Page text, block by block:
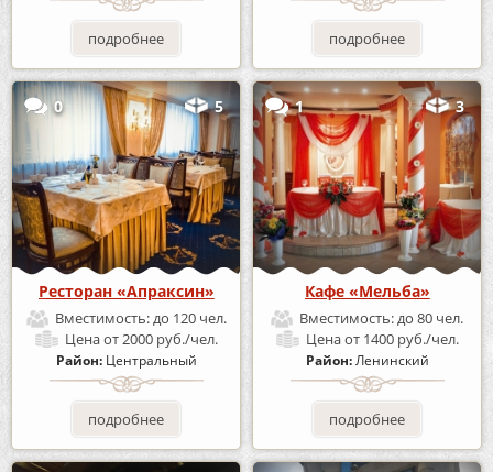
подробнее подробнее
0 5
Ресторан «Апраксин»
Вместимость:до 120 чел.
Ценаот 2000 руб./чел.
Район: Центральный
подробнее
1 3
Кафе «Мельба»
Вместимость:до 80 чел.
Ценаот 1400 руб./чел.
Район:Ленинский
подробнее